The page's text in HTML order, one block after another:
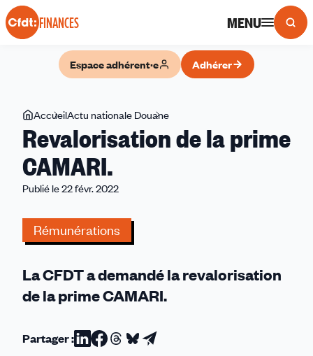
Panneau de gestion des cookies
FINANCES MENU
Espace adhérent·e Adhérer
Vous
êtes
ici
AccueilActu nationale Douane
de
Revalorisation de la prime
CAMARI.
Publié le 22 févr. 2022
Rémunérations
La CFDT a demandé la revalorisation
de la prime CAMARI.
Partager :Partager
Partager
Partager
Partager
Partager